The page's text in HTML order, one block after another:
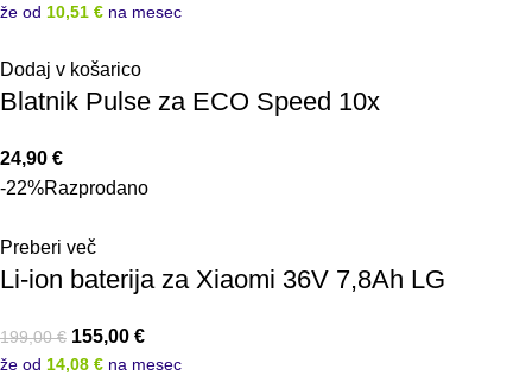
že od 10,51 € na mesec
Dodaj v košarico
Blatnik Pulse za ECO Speed 10x
24,90 €
-22%Razprodano
Preberi več
Li-ion baterija za Xiaomi 36V 7,8Ah LG
199,00€ 155,00 €
že od 14,08 € na mesec